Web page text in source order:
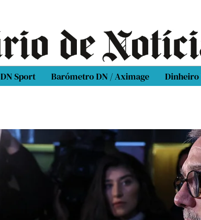
DN Sport Barómetro DN / Aximage Dinheiro